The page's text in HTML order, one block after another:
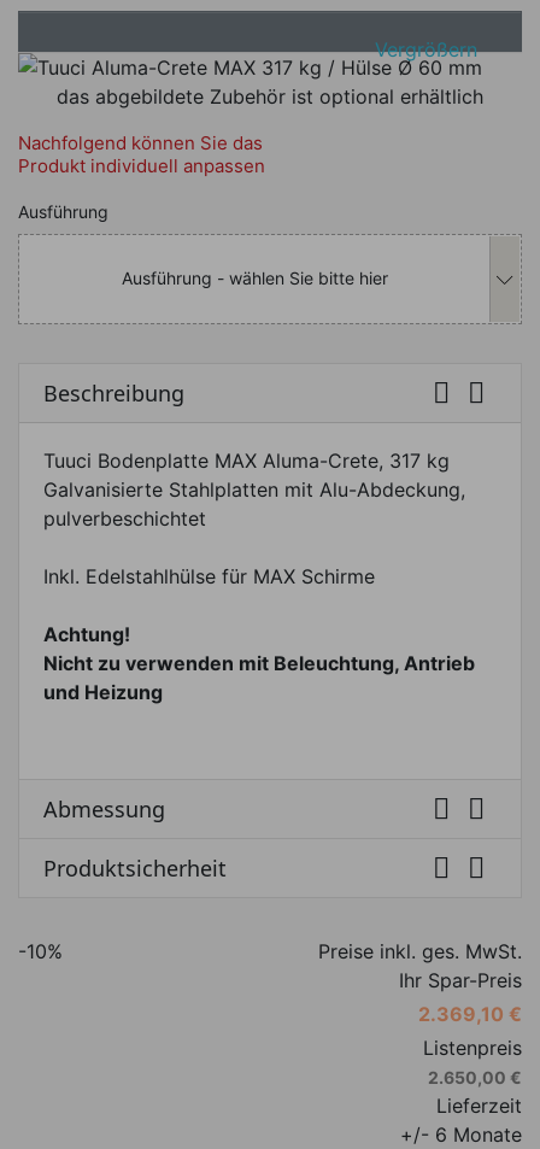
Vergrößern
das abgebildete Zubehör ist optional erhältlich
Nachfolgend können Sie das
Produkt individuell anpassen
Nachfolgend können Sie das
Ausführung
Ausführung - wählen Sie bitte hier
Beschreibung  
Tuuci Bodenplatte MAX Aluma-Crete, 317 kg
Galvanisierte Stahlplatten mit Alu-Abdeckung,
pulverbeschichtet
Inkl. Edelstahlhülse für MAX Schirme
Achtung!
Nicht zu verwenden mit Beleuchtung, Antrieb
und Heizung
Abmessung  
Produktsicherheit  
-10%
Preise inkl. ges. MwSt.
Ihr Spar-Preis
2.369,10 €
Listenpreis
2.650,00 €
Lieferzeit
+/- 6 Monate